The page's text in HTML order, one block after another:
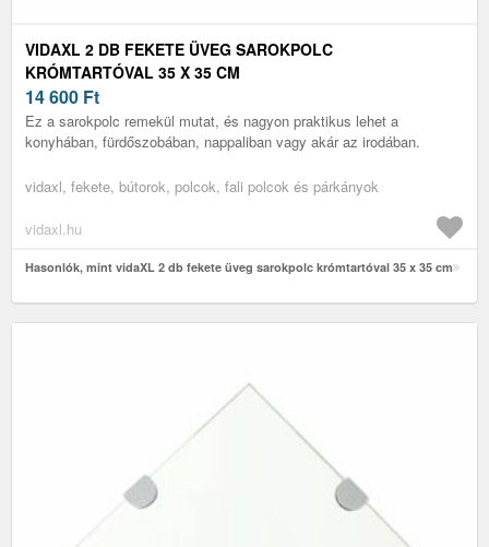
VIDAXL 2 DB FEKETE ÜVEG SAROKPOLC
KRÓMTARTÓVAL 35 X 35 CM
14 600 Ft
Ez a sarokpolc remekül mutat, és nagyon praktikus lehet a
konyhában, fürdőszobában, nappaliban vagy akár az irodában.
vidaxl, fekete, bútorok, polcok, fali polcok és párkányok
vidaxl.hu
Hasonlók, mint vidaXL 2 db fekete üveg sarokpolc krómtartóval 35 x 35 cm